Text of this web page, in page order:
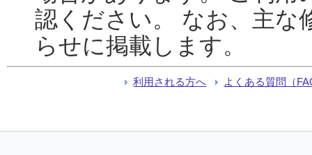
認ください。 なお、主な
らせに掲載します。
利用される方へ よくある質問（